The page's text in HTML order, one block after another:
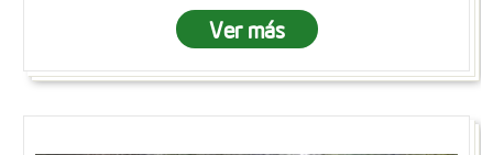
Ver más